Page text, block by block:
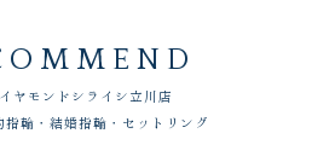
ヤモンドシライシ立川店
指輪・結婚指輪・セットリング